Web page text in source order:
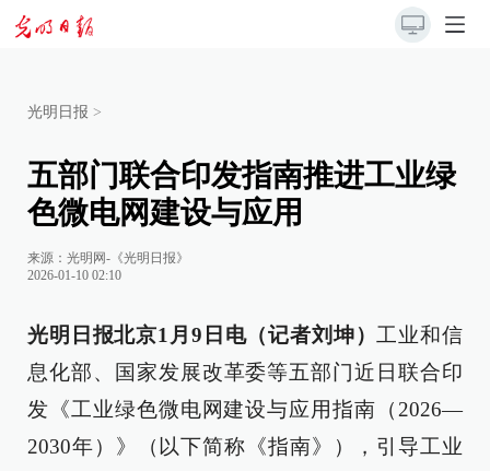
光明日报 >
五部门联合印发指南推进工业绿
色微电网建设与应用
来源： 光明网-《光明日报》
2026-01-10 02:10
光明日报北京1月9日电（记者刘坤） 工业和信
息化部、国家发展改革委等五部门近日联合印
发《工业绿色微电网建设与应用指南（2026—
2030年）》（以下简称《指南》），引导工业